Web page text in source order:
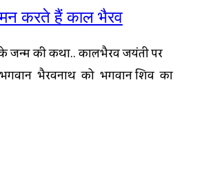
करते हैं काल भैरव
जन्म की कथा.. कालभैरव जयंती पर
भगवान भैरवनाथ को भगवान शिव का